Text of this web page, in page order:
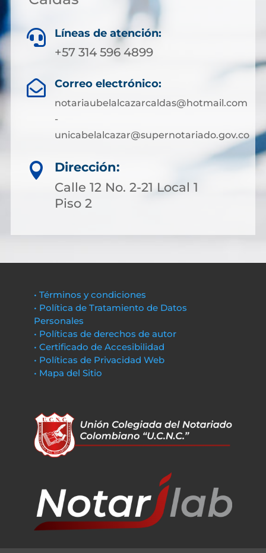
 Líneas de atención:
+57 314 596 4899
 Correo electrónico:
notariaubelalcazarcaldas@hotmail.com
-
unicabelalcazar@supernotariado.gov.co

Dirección:
Calle 12 No. 2-21 Local 1
Piso 2
• Términos y condiciones
• Política de Tratamiento de Datos
Personales
• Políticas de derechos de autor
• Certificado de Accesibilidad
• Políticas de Privacidad Web
• Mapa del Sitio